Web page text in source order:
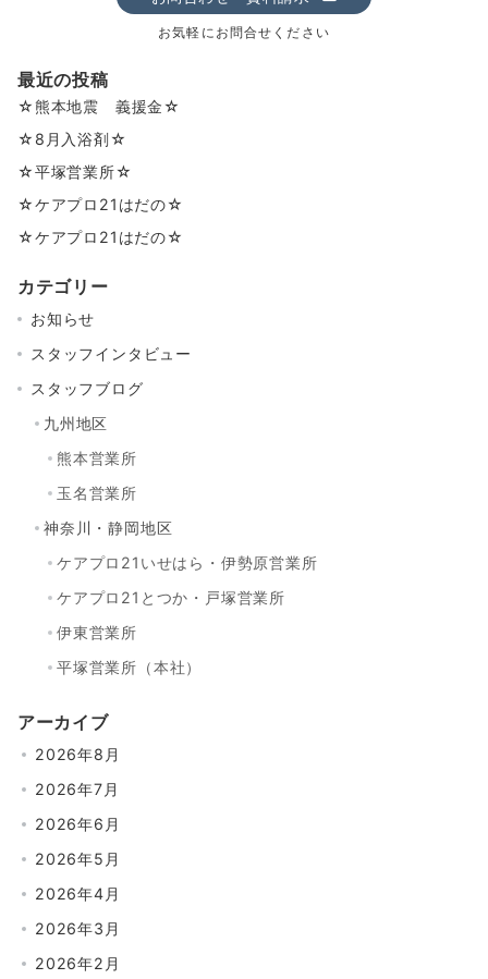
お気軽にお問合せください
最近の投稿
☆熊本地震 義援金☆
☆8月入浴剤☆
☆平塚営業所☆
☆ケアプロ21はだの☆
☆ケアプロ21はだの☆
カテゴリー
お知らせ
スタッフインタビュー
スタッフブログ
九州地区
熊本営業所
玉名営業所
神奈川・静岡地区
ケアプロ21いせはら・伊勢原営業所
ケアプロ21とつか・戸塚営業所
伊東営業所
平塚営業所（本社）
アーカイブ
2026年8月
2026年7月
2026年6月
2026年5月
2026年4月
2026年3月
2026年2月